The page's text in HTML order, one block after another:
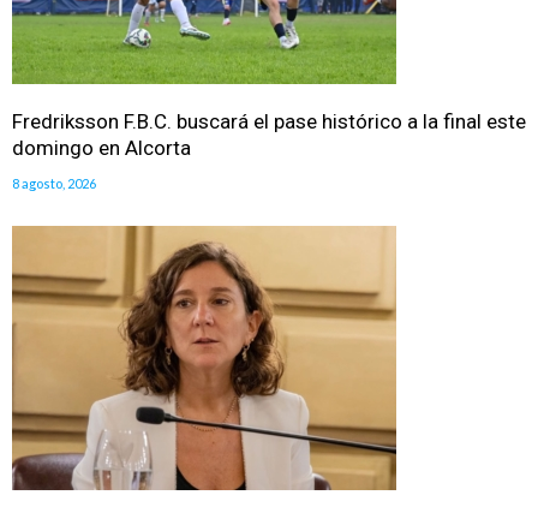
Fredriksson F.B.C. buscará el pase histórico a la final este
domingo en Alcorta
8 agosto, 2026